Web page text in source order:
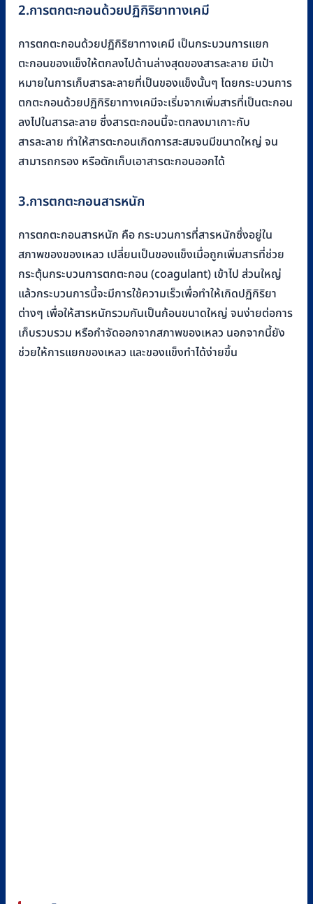
2.การตกตะกอนด้วยปฏิกิริยาทางเคมี
การตกตะกอนด้วยปฏิกิริยาทางเคมี เป็นกระบวนการแยก
ตะกอนของแข็งให้ตกลงไปด้านล่างสุดของสารละลาย มีเป้า
หมายในการเก็บสารละลายที่เป็นของแข็งนั้นๆ โดยกระบวนการ
ตกตะกอนด้วยปฏิกิริยาทางเคมีจะเริ่มจากเพิ่มสารที่เป็นตะกอน
ลงไปในสารละลาย ซึ่งสารตะกอนนี้จะตกลงมาเกาะกับ
สารละลาย ทำให้สารตะกอนเกิดการสะสมจนมีขนาดใหญ่ จน
สามารถกรอง หรือตักเก็บเอาสารตะกอนออกได้
3.การตกตะกอนสารหนัก
การตกตะกอนสารหนัก คือ กระบวนการที่สารหนักซึ่งอยู่ใน
สภาพของของเหลว เปลี่ยนเป็นของแข็งเมื่อถูกเพิ่มสารที่ช่วย
กระตุ้นกระบวนการตกตะกอน (coagulant) เข้าไป ส่วนใหญ่
แล้วกระบวนการนี้จะมีการใช้ความเร็วเพื่อทำให้เกิดปฏิกิริยา
ต่างๆ เพื่อให้สารหนักรวมกันเป็นก้อนขนาดใหญ่ จนง่ายต่อการ
เก็บรวบรวม หรือกำจัดออกจากสภาพของเหลว นอกจากนี้ยัง
ช่วยให้การแยกของเหลว และของแข็งทำได้ง่ายขึ้น